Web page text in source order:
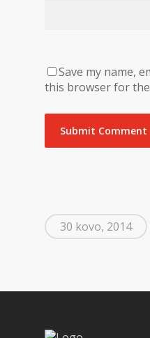
Save my name,
this browser for
30 kovo, 2014